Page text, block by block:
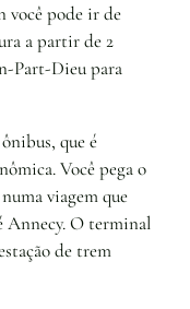
você pode ir de
a partir de 2
Part-Dieu para
que é
Você pega o
viagem que
Annecy. O terminal
de trem